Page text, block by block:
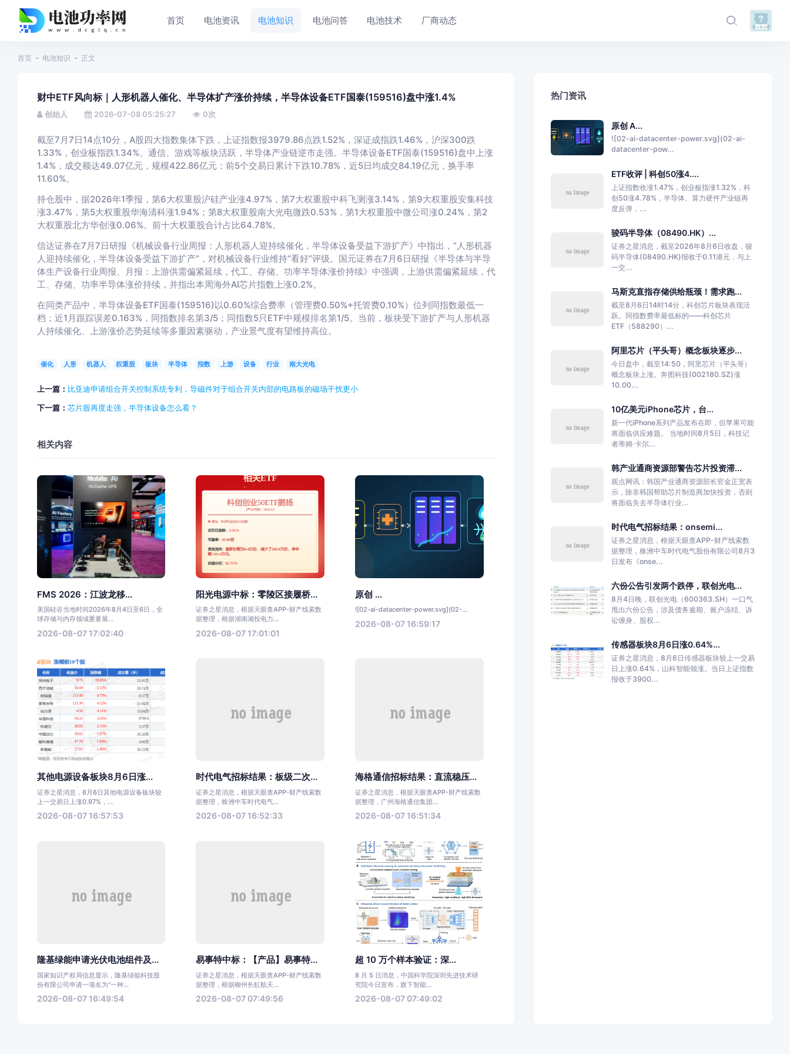
首页 电池资讯 电池知识 电池问答 电池技术 厂商动态
首页 电池知识 正文
财中ETF风向标｜人形机器人催化、半导体扩产涨价持续，半导体设备ETF国泰(159516)盘中涨1.4%
创始人 2026-07-08 05:25:27 0次
截至7月7日14点10分，A股四大指数集体下跌，上证指数报3979.86点跌1.52%，深证成指跌1.46%，沪深300跌
1.33%，创业板指跌1.34%。通信、游戏等板块活跃，半导体产业链逆市走强。半导体设备ETF国泰(159516)盘中上涨
1.4%，成交额达49.07亿元，规模422.86亿元；前5个交易日累计下跌10.78%，近5日均成交84.19亿元，换手率
11.60%。
持仓股中，据2026年1季报，第6大权重股沪硅产业涨4.97%，第7大权重股中科飞测涨3.14%，第9大权重股安集科技
涨3.47%，第5大权重股华海清科涨1.94%；第8大权重股南大光电微跌0.53%，第1大权重股中微公司涨0.24%，第2
大权重股北方华创涨0.06%。前十大权重股合计占比64.78%。
信达证券在7月7日研报《机械设备行业周报：人形机器人迎持续催化，半导体设备受益下游扩产》中指出，“人形机器
人迎持续催化，半导体设备受益下游扩产”，对机械设备行业维持“看好”评级。国元证券在7月6日研报《半导体与半导
体生产设备行业周报、月报：上游供需偏紧延续，代工、存储、功率半导体涨价持续》中强调，上游供需偏紧延续，代
工、存储、功率半导体涨价持续，并指出本周海外AI芯片指数上涨0.2%。
在同类产品中，半导体设备ETF国泰(159516)以0.60%综合费率（管理费0.50%+托管费0.10%）位列同指数最低一
档；近1月跟踪误差0.163%，同指数排名第3/5；同指数5只ETF中规模排名第1/5。当前，板块受下游扩产与人形机器
人持续催化、上游涨价态势延续等多重因素驱动，产业景气度有望维持高位。
催化 人形 机器人 权重股 板块 半导体 指数 上游 设备 行业 南大光电
上一篇： 比亚迪申请组合开关控制系统专利，导磁件对于组合开关内部的电路板的磁场干扰更小
下一篇： 芯片股再度走强，半导体设备怎么看？
相关内容
FMS 2026：江波龙移...
美国硅谷当地时间2026年8月4日至6日，全
球存储与内存领域重要展...
2026-08-07 17:02:40
阳光电源中标：零陵区接履桥...
证券之星消息，根据天眼查APP-财产线索数
据整理，根据湖南湘投电力...
2026-08-07 17:01:01
原创 ...
![02-ai-datacenter-power.svg](02-...
2026-08-07 16:59:17
其他电源设备板块8月6日涨...
证券之星消息，8月6日其他电源设备板块较
上一交易日上涨0.97%，...
2026-08-07 16:57:53
时代电气招标结果：板级二次...
证券之星消息，根据天眼查APP-财产线索数
据整理，株洲中车时代电气...
2026-08-07 16:52:33
海格通信招标结果：直流稳压...
证券之星消息，根据天眼查APP-财产线索数
据整理，广州海格通信集团...
2026-08-07 16:51:34
隆基绿能申请光伏电池组件及...
国家知识产权局信息显示，隆基绿能科技股
份有限公司申请一项名为“一种...
2026-08-07 16:49:54
易事特中标：【产品】易事特...
证券之星消息，根据天眼查APP-财产线索数
据整理，根据柳州长虹航天...
2026-08-07 07:49:56
超 10 万个样本验证：深...
8 月 5 日消息，中国科学院深圳先进技术研
究院今日宣布，旗下智能...
2026-08-07 07:49:02
热门资讯
原创 A...
![02-ai-datacenter-power.svg](02-ai-
datacenter-pow...
ETF收评 | 科创50涨4....
上证指数收涨1.47%，创业板指涨1.32%，科
创50涨4.78%，半导体、算力硬件产业链再
度反弹，...
骏码半导体（08490.HK）...
证券之星消息，截至2026年8月6日收盘，骏
码半导体(08490.HK)报收于0.11港元，与上
一交...
马斯克直指存储供给瓶颈！需求跑...
截至8月6日14时14分，科创芯片板块表现活
跃。同指数费率最低标的——科创芯片
ETF（588290）...
阿里芯片（平头哥）概念板块逐步...
今日盘中，截至14:50，阿里芯片（平头哥）
概念板块上涨。奔图科技(002180.SZ)涨
10.00...
10亿美元iPhone芯片，台...
新一代iPhone系列产品发布在即，但苹果可能
将面临供应难题。 当地时间8月5日，科技记
者蒂姆·卡尔...
韩产业通商资源部警告芯片投资滞...
观点网讯：韩国产业通商资源部长官金正宽表
示，除非韩国帮助芯片制造商加快投资，否则
将面临失去半导体行业...
时代电气招标结果：onsemi...
证券之星消息，根据天眼查APP-财产线索数
据整理，株洲中车时代电气股份有限公司8月3
日发布《onse...
六份公告引发两个跌停，联创光电...
8月4日晚，联创光电（600363.SH）一口气
甩出六份公告，涉及债务逾期、账户冻结、诉
讼缠身、股权...
传感器板块8月6日涨0.64%...
证券之星消息，8月6日传感器板块较上一交易
日上涨0.64%，山科智能领涨。当日上证指数
报收于3900...